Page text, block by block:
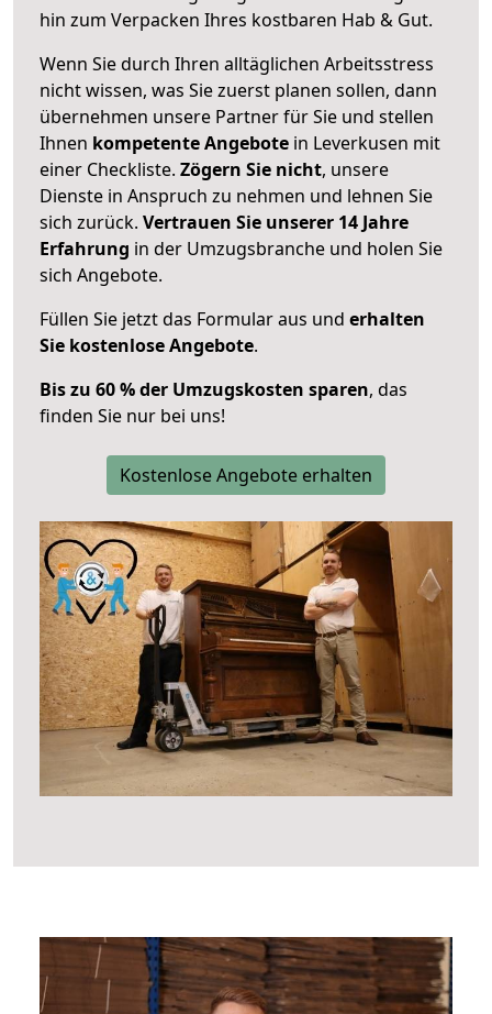
hin zum Verpacken Ihres kostbaren Hab & Gut.
Wenn Sie durch Ihren alltäglichen Arbeitsstress
nicht wissen, was Sie zuerst planen sollen, dann
übernehmen unsere Partner für Sie und stellen
Ihnen kompetente Angebote in Leverkusen mit
einer Checkliste. Zögern Sie nicht, unsere
Dienste in Anspruch zu nehmen und lehnen Sie
sich zurück. Vertrauen Sie unserer 14 Jahre
Erfahrung in der Umzugsbranche und holen Sie
sich Angebote.
Füllen Sie jetzt das Formular aus und erhalten
Sie kostenlose Angebote.
Bis zu 60 % der Umzugskosten sparen, das
finden Sie nur bei uns!
Kostenlose Angebote erhalten